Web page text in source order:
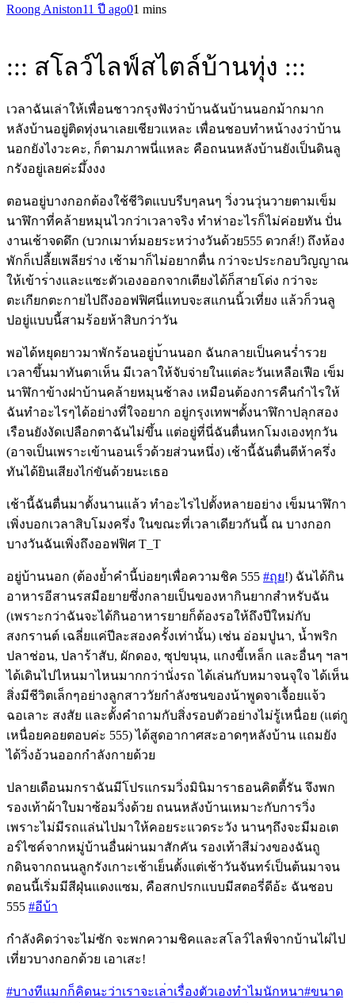
Roong Aniston11 ปี ago01 mins
::: สโลว์ไลฟ์สไตล์บ้านทุ่ง :::
เวลาฉันเล่าให้เพื่อนชาวกรุงฟังว่าบ้านฉันบ้านนอกม้ากมาก
หลังบ้านอยู่ติดทุ่งนาเลยเชียวแหละ เพื่อนชอบทำหน้างงว่าบ้าน
นอกยังไงวะคะ, ก็ตามภาพนี่แหละ คือถนนหลังบ้านยังเป็นดินลู
กรังอยู่เลยค่ะมึ้งงง
ตอนอยู่บางกอกต้องใช้ชีวิตแบบรีบๆลนๆ วิ่งวนวุ่นวายตามเข็ม
นาฬิกาที่คล้ายหมุนไวกว่าเวลาจริง ทำห่าอะไรก็ไม่ค่อยทัน ปั่น
งานเช้าจดดึก (บวกเมาท์มอยระหว่างวันด้วย555 ดวกส์!) ถึงห้อง
พักก็เปลี้ยเพลียร่าง เช้ามาก็ไม่อยากตื่น กว่าจะประกอบวิญญาณ
ให้เข้าร่างและแซะตัวเองออกจากเตียงได้ก็สายโด่ง กว่าจะ
ตะเกียกตะกายไปถึงออฟฟิศนี่แทบจะสแกนนิ้วเที่ยง แล้วก็วนลู
ปอยู่แบบนี้สามร้อยห้าสิบกว่าวัน
พอได้หยุดยาวมาพักร้อนอยู่บ้านนอก ฉันกลายเป็นคนร่ำรวย
เวลาขึ้นมาทันตาเห็น มีเวลาให้จับจ่ายในแต่ละวันเหลือเฟือ เข็ม
นาฬิกาข้างฝาบ้านคล้ายหมุนช้าลง เหมือนต้องการคืนกำไรให้
ฉันทำอะไรๆได้อย่างที่ใจอยาก อยู่กรุงเทพฯตั้งนาฬิกาปลุกสอง
เรือนยังงัดเปลือกตาฉันไม่ขึ้น แต่อยู่ที่นี่ฉันตื่นหกโมงเองทุกวัน
(อาจเป็นเพราะเข้านอนเร็วด้วยส่วนหนึ่ง) เช้านี้ฉันตื่นตีห้าครึ่ง
ทันได้ยินเสียงไก่ขันด้วยนะเธอ
เช้านี้ฉันตื่นมาตั้งนานแล้ว ทำอะไรไปตั้งหลายอย่าง เข็มนาฬิกา
เพิ่งบอกเวลาสิบโมงครึ่ง ในขณะที่เวลาเดียวกันนี้ ณ บางกอก
บางวันฉันเพิ่งถึงออฟฟิศ T_T
อยู่บ้านนอก (ต้องย้ำคำนี้บ่อยๆเพื่อความชิค 555 #ถุย!) ฉันได้กิน
อาหารอีสานรสมือยายซึ่งกลายเป็นของหากินยากสำหรับฉัน
(เพราะกว่าฉันจะได้กินอาหารยายก็ต้องรอให้ถึงปีใหม่กับ
สงกรานต์ เฉลี่ยแค่ปีละสองครั้งเท่านั้น) เช่น อ่อมปูนา, น้ำพริก
ปลาช่อน, ปลาร้าสับ, ผักดอง, ซุปขนุน, แกงขี้เหล็ก และอื่นๆ ฯลฯ
ได้เดินไปไหนมาไหนมากกว่านั่งรถ ได้เล่นกับหมาจนจุใจ ได้เห็น
สิ่งมีชีวิตเล็กๆอย่างลูกสาววัยกำลังซนของน้าพูดจาเจื้อยแจ้ว
ฉอเลาะ สงสัย และตั้งคำถามกับสิ่งรอบตัวอย่างไม่รู้เหนื่อย (แต่กู
เหนื่อยคอยตอบค่ะ 555) ได้สูดอากาศสะอาดๆหลังบ้าน แถมยัง
ได้วิ่งอ้วนออกกำลังกายด้วย
ปลายเดือนมกราฉันมีโปรแกรมวิ่งมินิมาราธอนคิตตี้รัน จึงพก
รองเท้าผ้าใบมาซ้อมวิ่งด้วย ถนนหลังบ้านเหมาะกับการวิ่ง
เพราะไม่มีรถแล่นไปมาให้คอยระแวดระวัง นานๆถึงจะมีมอเต
อร์ไซค์จากหมู่บ้านอื่นผ่านมาสักคัน รองเท้าสีม่วงของฉันถู
กดินจากถนนลูกรังเกาะเช้าเย็นตั้งแต่เช้าวันจันทร์เป็นต้นมาจน
ตอนนี้เริ่มมีสีฝุ่นแดงแซม, คือสกปรกแบบมีสตอรี่ดีอ้ะ ฉันชอบ
555 #อีบ้า
กำลังคิดว่าจะไม่ซัก จะพกความชิคและสโลว์ไลฟ์จากบ้านไผ่ไป
เที่ยวบางกอกด้วย เอาเสะ!
#บางทีแมกก็คิดนะว่าเราจะเล่าเรื่องตัวเองทำไมนักหนา#ขนาด